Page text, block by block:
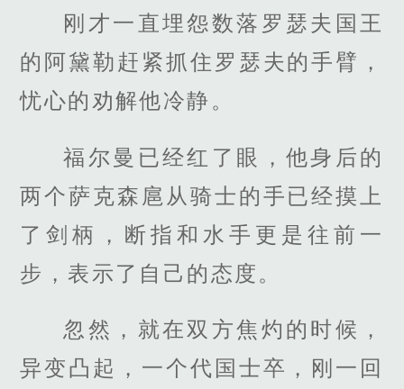
刚才一直埋怨数落罗瑟夫国王
的阿黛勒赶紧抓住罗瑟夫的手臂，
忧心的劝解他冷静。
福尔曼已经红了眼，他身后的
两个萨克森扈从骑士的手已经摸上
了剑柄，断指和水手更是往前一
步，表示了自己的态度。
忽然，就在双方焦灼的时候，
异变凸起，一个代国士卒，刚一回